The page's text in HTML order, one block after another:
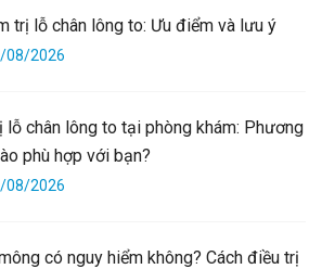
trị lỗ chân lông to: Ưu điểm và lưu ý
08/2026
lỗ chân lông to tại phòng khám: Phương
phù hợp với bạn?
08/2026
có nguy hiểm không? Cách điều trị